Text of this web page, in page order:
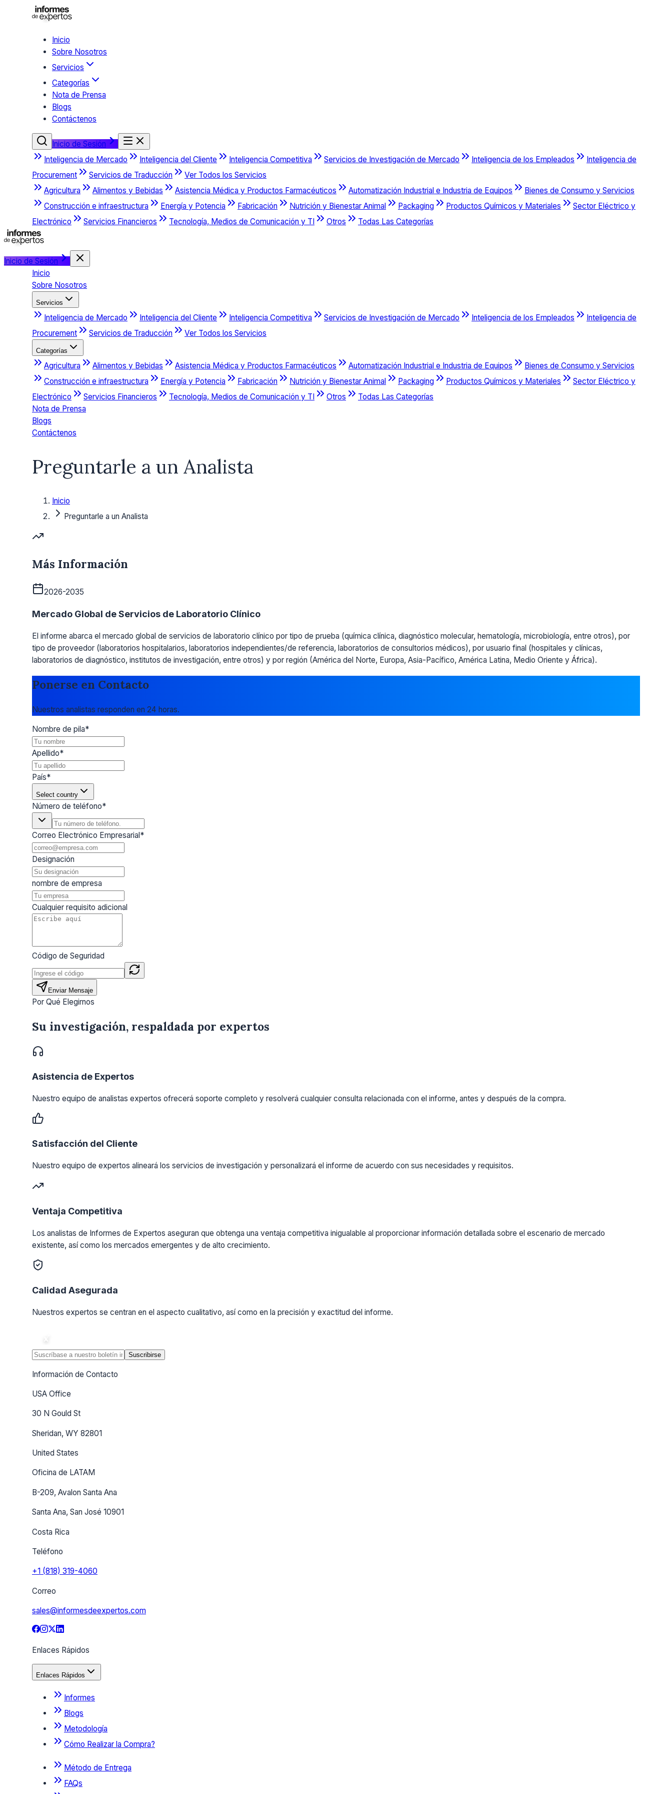
Inicio
Sobre Nosotros
Servicios
Categorías
Nota de Prensa
Blogs
Contáctenos
Inicio de Sesión
Inteligencia de Mercado
Inteligencia del Cliente Inteligencia Competitiva Servicios de Investigación de Mercado Inteligencia de los Empleados
Inteligencia de
Procurement
Servicios de Traducción
Ver Todos los Servicios
Agricultura
Alimentos y Bebidas Asistencia Médica y Productos Farmacéuticos Automatización Industrial e Industria de Equipos
Bienes de Consumo y Servicios
Construcción e infraestructura
Energía y Potencia Fabricación Nutrición y Bienestar Animal Packaging Productos Químicos y Materiales
Sector Eléctrico y
Electrónico
Servicios Financieros Tecnología, Medios de Comunicación y TI Otros Todas Las Categorías
Inicio de Sesión
Inicio
Sobre Nosotros
Servicios
Inteligencia de Mercado Inteligencia del Cliente Inteligencia Competitiva Servicios de Investigación de Mercado Inteligencia de los Empleados
Inteligencia de
Procurement
Servicios de Traducción Ver Todos los Servicios
Categorías
Agricultura Alimentos y Bebidas Asistencia Médica y Productos Farmacéuticos Automatización Industrial e Industria de Equipos
Bienes de Consumo y Servicios
Construcción e infraestructura
Energía y Potencia Fabricación Nutrición y Bienestar Animal Packaging Productos Químicos y Materiales
Sector Eléctrico y
Electrónico
Servicios Financieros Tecnología, Medios de Comunicación y TI Otros
Todas Las Categorías
Nota de Prensa
Blogs
Contáctenos
Preguntarle a un Analista
Inicio
Preguntarle a un Analista
Más Información
2026-2035
Mercado Global de Servicios de Laboratorio Clínico
El informe abarca el mercado global de servicios de laboratorio clínico por tipo de prueba (química clínica, diagnóstico molecular, hematología, microbiología, entre otros), por
tipo de proveedor (laboratorios hospitalarios, laboratorios independientes/de referencia, laboratorios de consultorios médicos), por usuario final (hospitales y clínicas,
laboratorios de diagnóstico, institutos de investigación, entre otros) y por región (América del Norte, Europa, Asia-Pacífico, América Latina, Medio Oriente y África).
Ponerse en Contacto
Nuestros analistas responden en 24 horas.
Nombre de pila*
Apellido*
País*
Select country
Número de teléfono*
Correo Electrónico Empresarial*
Designación
nombre de empresa
Cualquier requisito adicional
Código de Seguridad
Enviar Mensaje
Por Qué Elegirnos
Su investigación, respaldada por expertos
Asistencia de Expertos
Nuestro equipo de analistas expertos ofrecerá soporte completo y resolverá cualquier consulta relacionada con el informe, antes y después de la compra.
Satisfacción del Cliente
Nuestro equipo de expertos alineará los servicios de investigación y personalizará el informe de acuerdo con sus necesidades y requisitos.
Ventaja Competitiva
Los analistas de Informes de Expertos aseguran que obtenga una ventaja competitiva inigualable al proporcionar información detallada sobre el escenario de mercado
existente, así como los mercados emergentes y de alto crecimiento.
Calidad Asegurada
Nuestros expertos se centran en el aspecto cualitativo, así como en la precisión y exactitud del informe.
Suscribirse
Información de Contacto
USA Office
30 N Gould St
Sheridan, WY 82801
United States
Oficina de LATAM
B-209, Avalon Santa Ana
Santa Ana, San José 10901
Costa Rica
Teléfono
+1 (818) 319-4060
Correo
sales@informesdeexpertos.com
Enlaces Rápidos
Enlaces Rápidos
Informes
Blogs
Metodología
Cómo Realizar la Compra?
Método de Entrega
FAQs